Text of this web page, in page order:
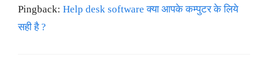
Pingback: Help desk software क्या आपके कम्पुटर के लिये
सही है ?